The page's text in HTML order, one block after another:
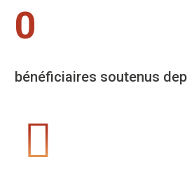
0
bénéficiaires soutenus